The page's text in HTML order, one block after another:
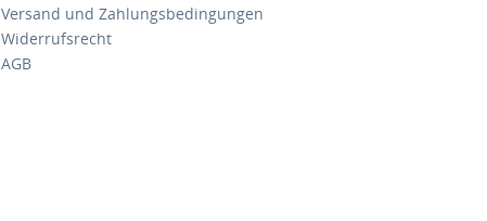
Versand und Zahlungsbedingungen
Widerrufsrecht
AGB